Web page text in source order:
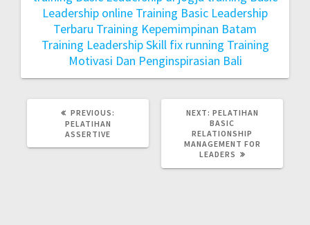
Leadership online Training Basic Leadership
Terbaru Training Kepemimpinan Batam
Training Leadership Skill fix running Training
Motivasi Dan Penginspirasian Bali
PREVIOUS:
PELATIHAN
ASSERTIVE
NEXT: PELATIHAN
BASIC
RELATIONSHIP
MANAGEMENT FOR
LEADERS